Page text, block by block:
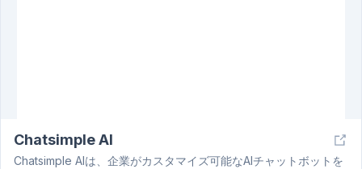
Chatsimple AI
Chatsimple AIは、企業がカスタマイズ可能なAIチャットボットを